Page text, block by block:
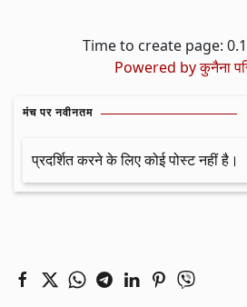
Time to create page:
Powered byकुनैना
मंच पर नवीनतम
प्रदर्शित करने के लिए कोई पोस्ट नहीं है।